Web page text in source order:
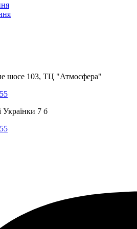
шосе 103, ТЦ "Атмосфера"
Українки 7 б